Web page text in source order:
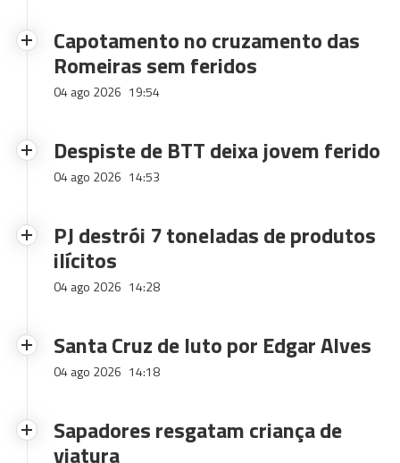
Capotamento no cruzamento das
Romeiras sem feridos
04 ago 2026 19:54
Despiste de BTT deixa jovem ferido
04 ago 2026 14:53
PJ destrói 7 toneladas de produtos
ilícitos
04 ago 2026 14:28
Santa Cruz de luto por Edgar Alves
04 ago 2026 14:18
Sapadores resgatam criança de
viatura